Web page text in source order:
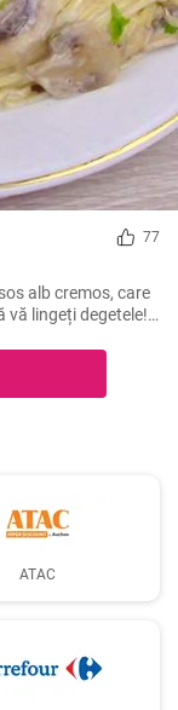
77
alb cremos, care
vă lingeți degetele!
ATAC